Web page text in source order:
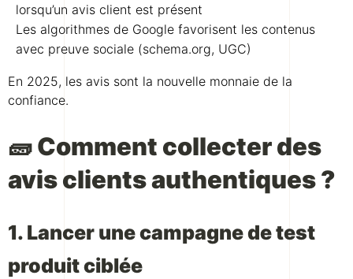
lorsqu’un avis client est présent
Les algorithmes de Google favorisent les contenus
avec preuve sociale (schema.org, UGC)
En 2025, les avis sont la nouvelle monnaie de la
confiance.
🧱 Comment collecter des
avis clients authentiques ?
1. Lancer une campagne de test
produit ciblée